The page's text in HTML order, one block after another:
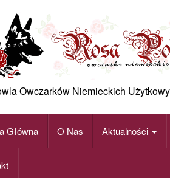
Owczarków Niemieckich
Główna O Nas Aktualności